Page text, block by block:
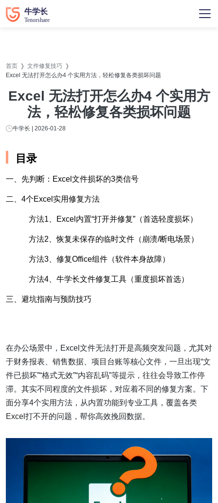
首页
文件修复技巧
Excel 无法打开怎么办4 个实用方法，轻松修复各类损坏问题
Excel 无法打开怎么办4 个实用方
法，轻松修复各类损坏问题
牛学长 | 2026-01-28
目录
一、先判断：Excel文件损坏的3类信号
二、4个Excel实用修复方法
方法1、Excel内置“打开并修复”（首选轻度损坏）
方法2、恢复未保存的临时文件（崩溃/断电场景）
方法3、修复Office组件（软件本身故障）
方法4、牛学长文件修复工具（重度损坏首选）
三、避坑指南与预防技巧
在办公场景中，Excel文件无法打开是高频突发问题，尤其对
于财务报表、销售数据、项目台账等核心文件，一旦出现“文
件已损坏”“格式无效”“内容乱码”等提示，往往会导致工作停
滞。其实不同程度的文件损坏，对应着不同的修复方案。下
面分享4个实用方法，从内置功能到专业工具，覆盖各类
Excel打不开的问题，帮你高效挽回数据。